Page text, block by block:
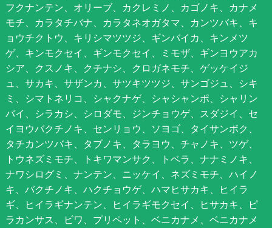
フクナンテン、オリーブ、カクレミノ、カゴノキ、カナメ
モチ、カラタチバナ、カラタネオガタマ、カンツバキ、キ
ョウチクトウ、キリシマツツジ、ギンバイカ、キンメツ
ゲ、キンモクセイ、ギンモクセイ、ミモザ、ギンヨウアカ
シア、クスノキ、クチナシ、クロガネモチ、ゲッケイジ
ュ、サカキ、サザンカ、サツキツツジ、サンゴジュ、シキ
ミ、シマトネリコ、シャクナゲ、シャシャンポ、シャリン
バイ、シラカシ、シロダモ、ジンチョウゲ、スダジイ、セ
イヨウバクチノキ、センリョウ、ソヨゴ、タイサンボク、
タチカンツバキ、タブノキ、タラヨウ、チャノキ、ツゲ、
トウネズミモチ、トキワマンサク、トベラ、ナナミノキ、
ナワシログミ、ナンテン、ニッケイ、ネズミモチ、ハイノ
キ、バクチノキ、ハクチョウゲ、ハマヒサカキ、ヒイラ
ギ、ヒイラギナンテン、ヒイラギモクセイ、ヒサカキ、ピ
ラカンサス、ビワ、プリペット、ベニカナメ、ベニカナメ